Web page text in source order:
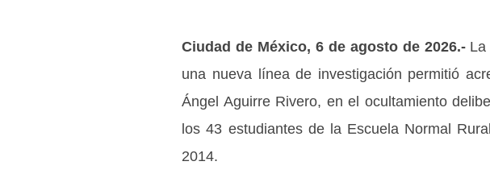
Ciudad de México, 6 de agosto de 2026.-La
una nueva línea de investigación permitió
Ángel Aguirre Rivero, en el ocultamiento
los 43 estudiantes de la Escuela Normal
2014.